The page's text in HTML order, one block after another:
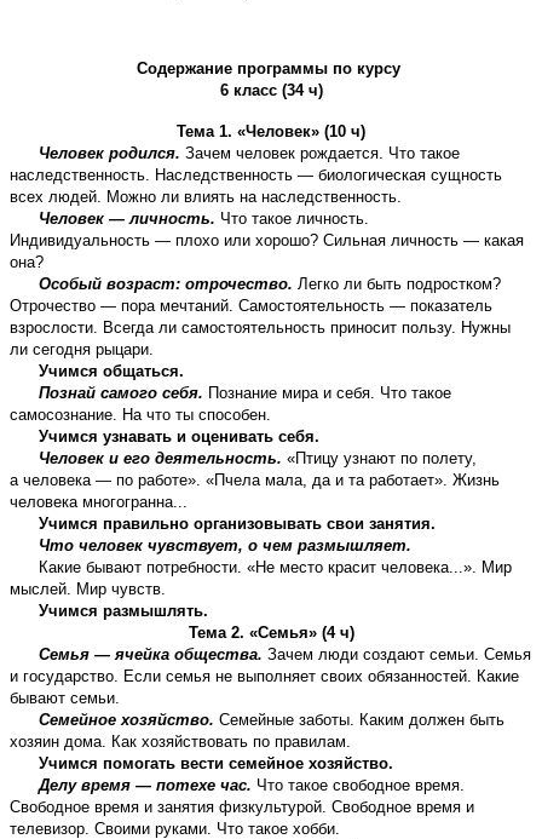
Содержание программы по курсу
6 класс (34 ч)
Тема 1. «Человек» (10 ч)
Человек родился. Зачем человек рождается. Что такое
наследственность. Наследственность — биологическая сущность
всех людей. Можно ли влиять на наследственность.
Человек — личность. Что такое личность.
Индивидуальность — плохо или хорошо? Сильная личность — какая
она?
Особый возраст: отрочество. Легко ли быть подростком?
Отрочество — пора мечтаний. Самостоятельность — показатель
взрослости. Всегда ли самостоятельность приносит пользу. Нужны
ли сегодня рыцари.
Учимся общаться.
Познай самого себя. Познание мира и себя. Что такое
самосознание. На что ты способен.
Учимся узнавать и оценивать себя.
Человек и его деятельность. «Птицу узнают по полету,
а человека — по работе». «Пчела мала, да и та работает». Жизнь
человека многогранна...
Учимся правильно организовывать свои занятия.
Что человек чувствует, о чем размышляет.
Какие бывают потребности. «Не место красит человека...». Мир
мыслей. Мир чувств.
Учимся размышлять.
Тема 2. «Семья» (4 ч)
Семья — ячейка общества. Зачем люди создают семьи. Семья
и государство. Если семья не выполняет своих обязанностей. Какие
бывают семьи.
Семейное хозяйство. Семейные заботы. Каким должен быть
хозяин дома. Как хозяйствовать по правилам.
Учимся помогать вести семейное хозяйство.
Делу время — потехе час. Что такое свободное время.
Свободное время и занятия физкультурой. Свободное время и
телевизор. Своими руками. Что такое хобби.